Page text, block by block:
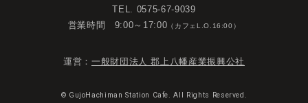
TEL. 0575-67-9039
営業時間 9:00～17:00 （カフェL.O.16:00）
運営： 一般財団法人 郡上八幡産業振興公社
© GujoHachiman Station Cafe. All Rights Reserved.